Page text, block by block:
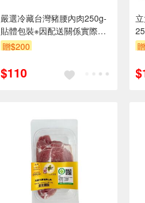
嚴選冷藏台灣豬腰內肉250g-
貼體包裝※因配送關係實際到
貨效期約2-3天
贈$200
$110